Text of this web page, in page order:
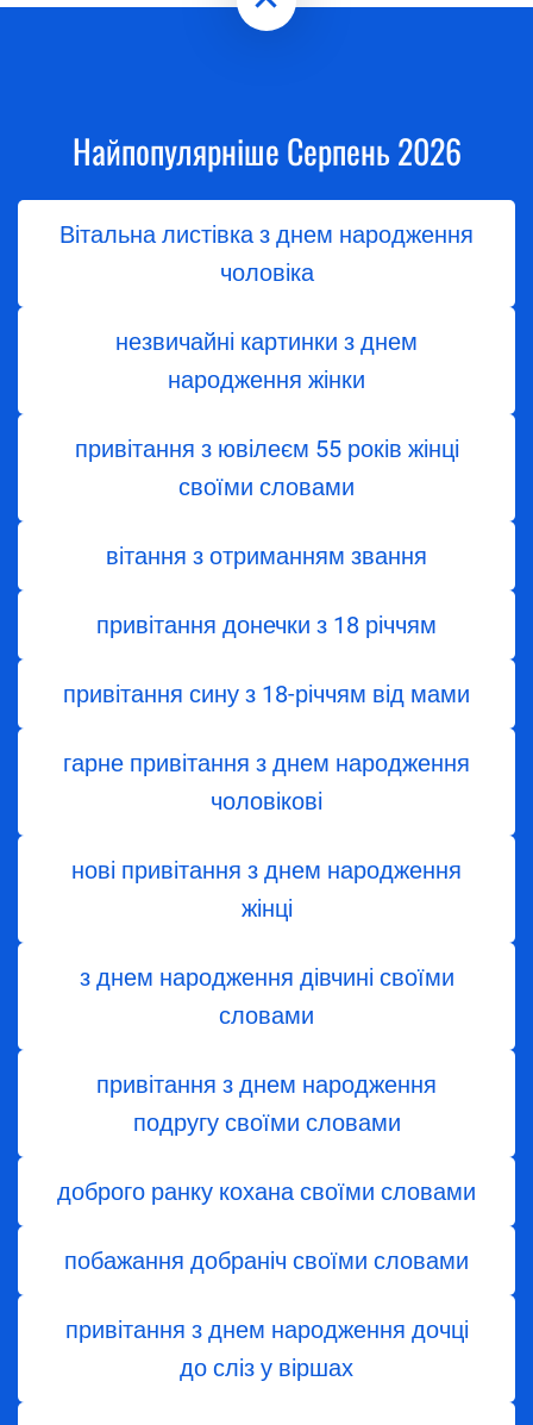
Найпопулярніше Серпень 2026
Вітальна листівка з днем народження
чоловіка
незвичайні картинки з днем
народження жінки
привітання з ювілеєм 55 років жінці
своїми словами
вітання з отриманням звання
привітання донечки з 18 річчям
привітання сину з 18-річчям від мами
гарне привітання з днем народження
чоловікові
нові привітання з днем народження
жінці
з днем ​​народження дівчині своїми
словами
привітання з днем народження
подругу своїми словами
доброго ранку кохана своїми словами
побажання добраніч своїми словами
привітання з днем народження дочці
до сліз у віршах